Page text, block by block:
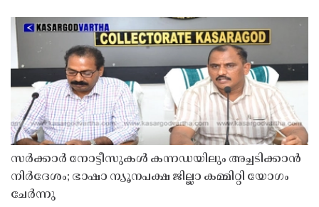
സർക്കാർ നോട്ടീസുകൾ കന്നഡയിലും അച്ചടിക്കാൻ
നിർദേശം; ഭാഷാ ന്യൂനപക്ഷ ജില്ലാ കമ്മിറ്റി യോഗം
ചേർന്നു